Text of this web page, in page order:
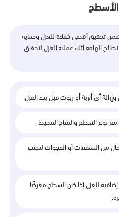
تحقيق أقصى كفاءة للعزل وحماية
الهامة أثناء عملية العزل لتحقيق
أي أتربة أو زيوت قبل بدء العزل.
مع نوع السطح والمناخ المحيط.
من التشققات أو الفجوات لتجنب
للعزل إذا كان السطح معرضًا